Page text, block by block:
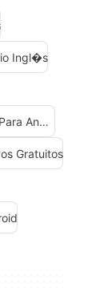
Ingl�s
Juegos De Aprendizaje Gratuitos Para Android
Gratuitos